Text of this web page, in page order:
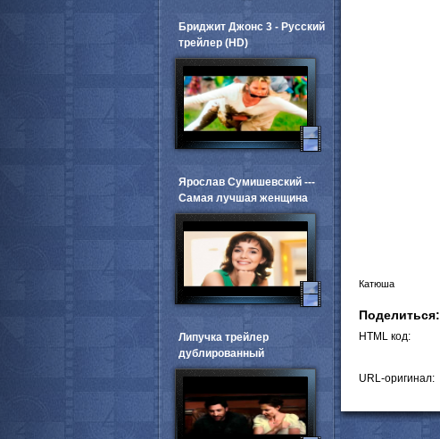
Катюша
Поделиться:
HTML код:
URL-оригинал:
Бриджит Джонс 3 - Русский
трейлер (HD)
Ярослав Сумишевский ---
Самая лучшая женщина
Липучка трейлер
дублированный